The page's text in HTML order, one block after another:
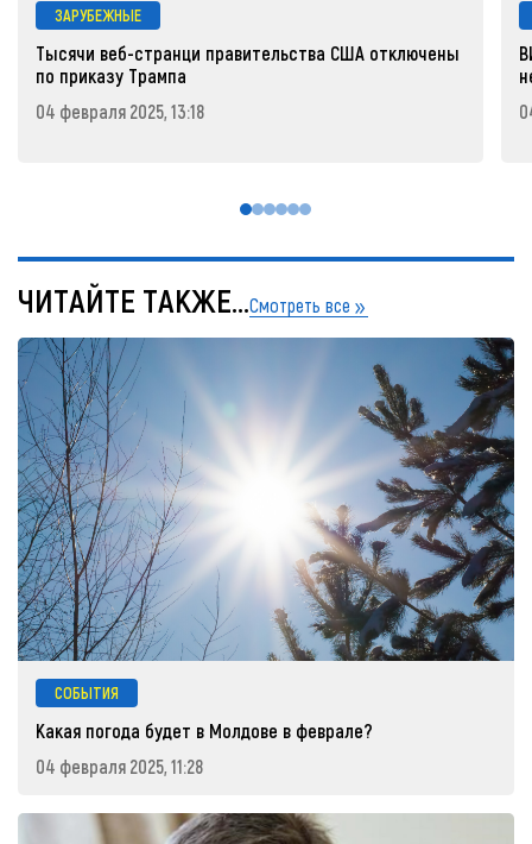
ЗАРУБЕЖНЫЕ
Тысячи веб-странци правительства США отключены
по приказу Трампа
04 февраля 2025, 13:18
ЧИТАЙТЕ ТАКЖЕ...Смотреть все
СОБЫТИЯ
Какая погода будет в Молдове в феврале?
04 февраля 2025, 11:28